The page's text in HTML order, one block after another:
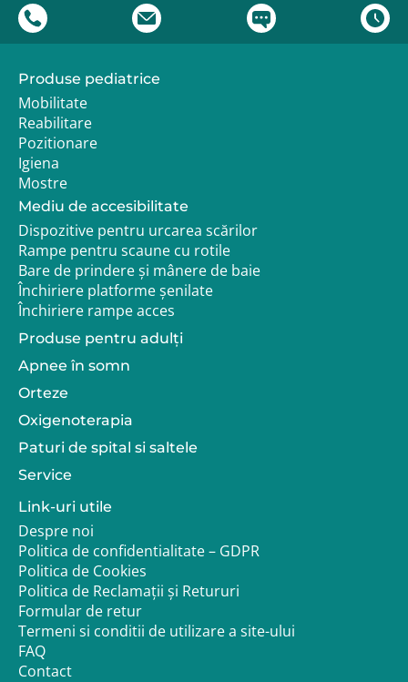
Produse pediatrice
Mobilitate
Reabilitare
Pozitionare
Igiena
Mostre
Mediu de accesibilitate
Dispozitive pentru urcarea scărilor
Rampe pentru scaune cu rotile
Bare de prindere și mânere de baie
Închiriere platforme șenilate
Închiriere rampe acces
Produse pentru adulţi
Apnee în somn
Orteze
Oxigenoterapia
Paturi de spital si saltele
Service
Link-uri utile
Despre noi
Politica de confidentialitate – GDPR
Politica de Cookies
Politica de Reclamații și Retururi
Formular de retur
Termeni si conditii de utilizare a site-ului
FAQ
Contact